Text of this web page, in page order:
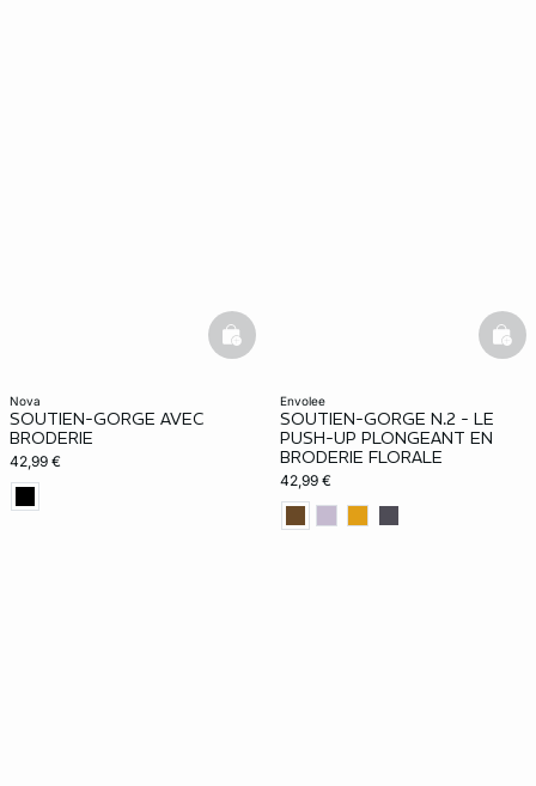
nova
SOUTIEN-GORGE AVEC
BRODERIE
42,99 €
basketfull
envolee
SOUTIEN-GORGE N.2 - LE
PUSH-UP PLONGEANT EN
BRODERIE FLORALE
42,99 €